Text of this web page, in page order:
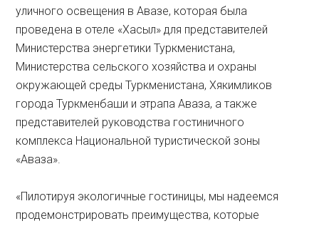
уличного освещения в Авазе, которая была
проведена в отеле «Хасыл» для представителей
Министерства энергетики Туркменистана,
Министерства сельского хозяйства и охраны
окружающей среды Туркменистана, Хякимликов
города Туркменбаши и этрапа Аваза, а также
представителей руководства гостиничного
комплекса Национальной туристической зоны
«Аваза».
«Пилотируя экологичные гостиницы, мы надеемся
продемонстрировать преимущества, которые